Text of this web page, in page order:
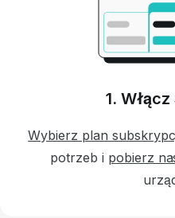
1.
Wybierz plan
potrzeb i pobierz